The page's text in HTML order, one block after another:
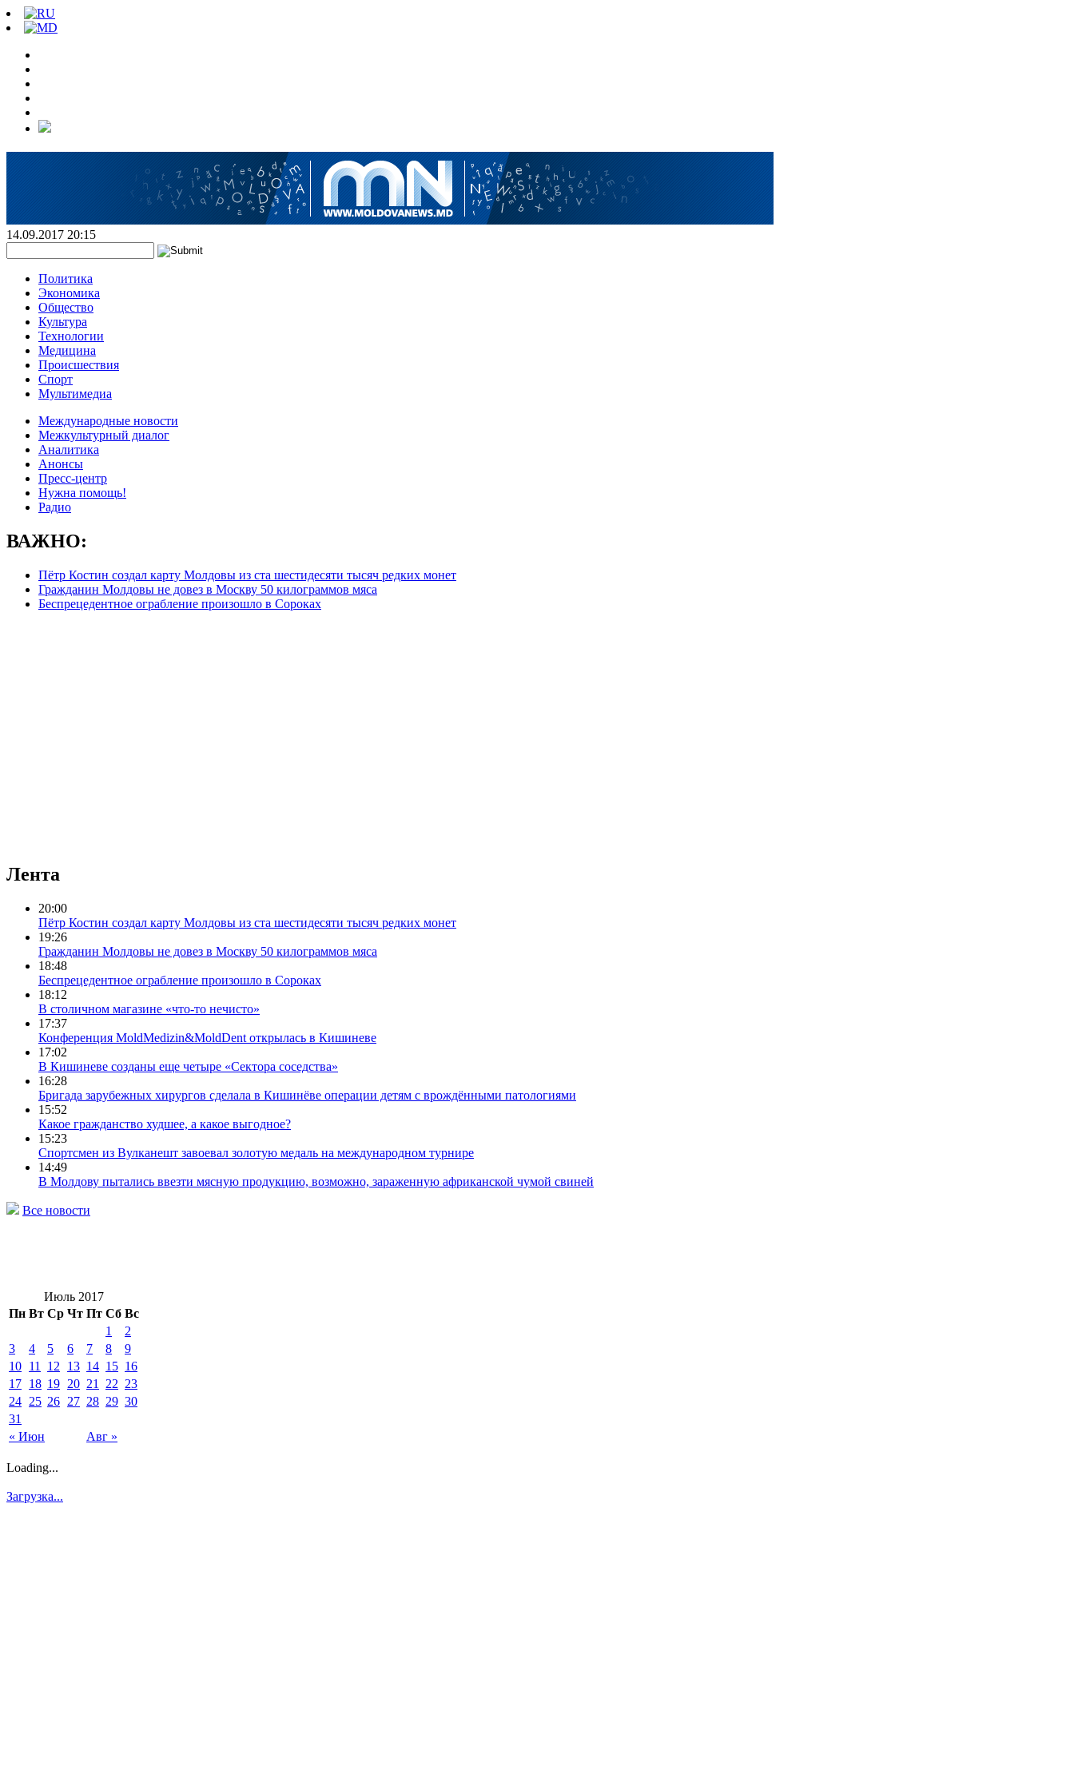
14.09.2017 20:15
Политика
Экономика
Общество
Культура
Технологии
Медицина
Происшествия
Спорт
Мультимедиа
Международные новости
Межкультурный диалог
Аналитика
Анонсы
Пресс-центр
Нужна помощь!
Радио
ВАЖНО:
Пётр Костин создал карту Молдовы из ста шестидесяти тысяч редких монет
Гражданин Молдовы не довез в Москву 50 килограммов мяса
Беспрецедентное ограбление произошло в Сороках
Лента
20:00
Пётр Костин создал карту Молдовы из ста шестидесяти тысяч редких монет
19:26
Гражданин Молдовы не довез в Москву 50 килограммов мяса
18:48
Беспрецедентное ограбление произошло в Сороках
18:12
В столичном магазине «что-то нечисто»
17:37
Конференция MoldMedizin&MoldDent открылась в Кишиневе
17:02
В Кишиневе созданы еще четыре «Сектора соседства»
16:28
Бригада зарубежных хирургов сделала в Кишинёве операции детям с врождёнными патологиями
15:52
Какое гражданство худшее, а какое выгодное?
15:23
Спортсмен из Вулканешт завоевал золотую медаль на международном турнире
14:49
В Молдову пытались ввезти мясную продукцию, возможно, зараженную африканской чумой свиней
Все новости
Июль 2017
Пн Вт Ср Чт Пт Сб Вс
« Июн Авг »
1
2
3
4 5 6 7 8
9
10 11 12 13 14 15 16
17 18 19 20 21 22 23
24 25 26 27 28 29 30
31
Loading...
Загрузка...